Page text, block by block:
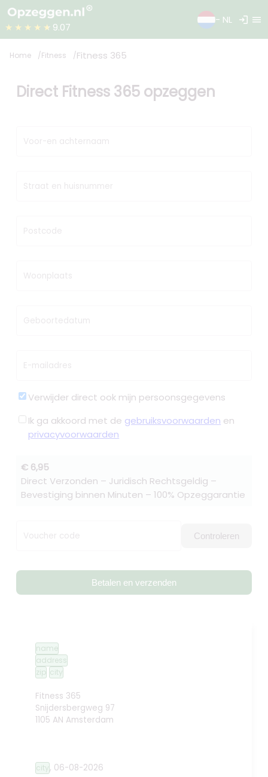
★★★★★ 9.07
- NL login menu
Home Fitness Fitness 365
Direct Fitness 365 opzeggen
Voor-en achternaam
Straat en huisnummer
Postcode
Woonplaats
Geboortedatum
E-mailadres
Verwijder direct ook mijn persoonsgegevens
Ik ga akkoord met de gebruiksvoorwaarden en
privacyvoorwaarden
€ 6,95
Direct Verzonden – Juridisch Rechtsgeldig –
Bevestiging binnen Minuten – 100% Opzeggarantie
Voucher code Controleren
Betalen en verzenden
name
address
zip city
Fitness 365
Snijdersbergweg 97
1105 AN Amsterdam
city, 06-08-2026